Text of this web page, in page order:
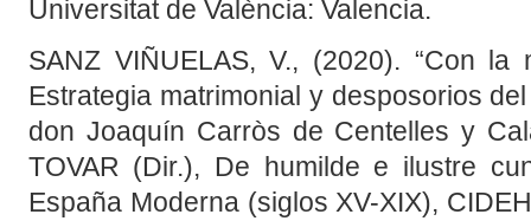
Universitat de València: Valencia.
SANZ VIÑUELAS, V., (2020). “Con
Estrategia matrimonial y desposorios
don Joaquín Carròs de Centelles y
TOVAR (Dir.), De humilde e ilustre
España Moderna (siglos XV-XIX),